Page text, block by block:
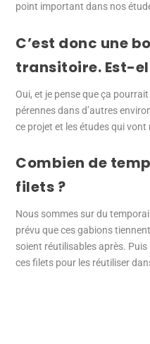
point important dans nos
C’est donc une
transitoire. Est-
Oui, et je pense que ça
pérennes dans d’autres
ce projet et les études qui vont
Combien de
filets ?
Nous sommes sur du
prévu que ces gabions
soient réutilisables après.
ces filets pour les réutiliser